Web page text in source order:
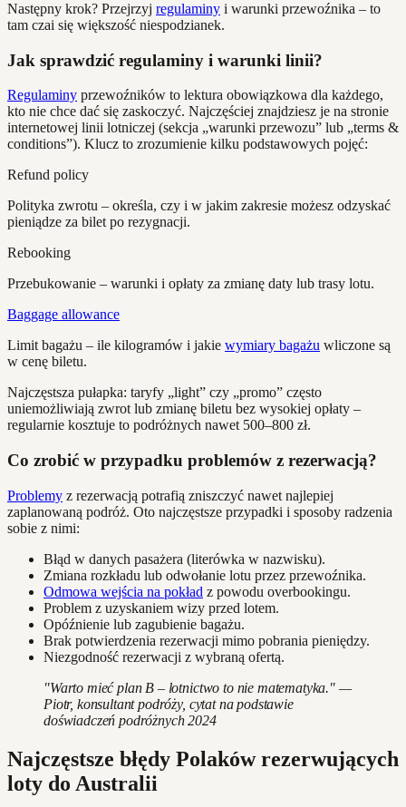
Następny krok? Przejrzyj regulaminy i warunki przewoźnika – to
tam czai się większość niespodzianek.
Jak sprawdzić regulaminy i warunki linii?
Regulaminy przewoźników to lektura obowiązkowa dla każdego,
kto nie chce dać się zaskoczyć. Najczęściej znajdziesz je na stronie
internetowej linii lotniczej (sekcja „warunki przewozu” lub „terms &
conditions”). Klucz to zrozumienie kilku podstawowych pojęć:
Refund policy
Polityka zwrotu – określa, czy i w jakim zakresie możesz odzyskać
pieniądze za bilet po rezygnacji.
Rebooking
Przebukowanie – warunki i opłaty za zmianę daty lub trasy lotu.
Baggage allowance
Limit bagażu – ile kilogramów i jakie wymiary bagażu wliczone są
w cenę biletu.
Najczęstsza pułapka: taryfy „light” czy „promo” często
uniemożliwiają zwrot lub zmianę biletu bez wysokiej opłaty –
regularnie kosztuje to podróżnych nawet 500–800 zł.
Co zrobić w przypadku problemów z rezerwacją?
Problemy z rezerwacją potrafią zniszczyć nawet najlepiej
zaplanowaną podróż. Oto najczęstsze przypadki i sposoby radzenia
sobie z nimi:
Błąd w danych pasażera (literówka w nazwisku).
Zmiana rozkładu lub odwołanie lotu przez przewoźnika.
Odmowa wejścia na pokład z powodu overbookingu.
Problem z uzyskaniem wizy przed lotem.
Opóźnienie lub zagubienie bagażu.
Brak potwierdzenia rezerwacji mimo pobrania pieniędzy.
Niezgodność rezerwacji z wybraną ofertą.
"Warto mieć plan B – lotnictwo to nie matematyka." —
Piotr, konsultant podróży, cytat na podstawie
doświadczeń podróżnych 2024
Najczęstsze błędy Polaków rezerwujących
loty do Australii